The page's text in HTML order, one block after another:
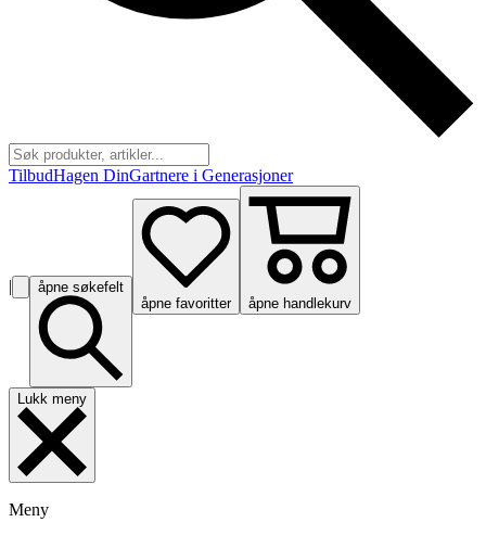
TilbudHagen DinGartnere i Generasjoner
|
åpne søkefelt
åpne favoritter
åpne handlekurv
Lukk meny
Meny